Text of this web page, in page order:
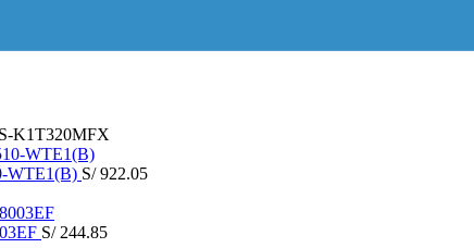
K1T320MFX
WTE1(B) S/922.05
S/244.85